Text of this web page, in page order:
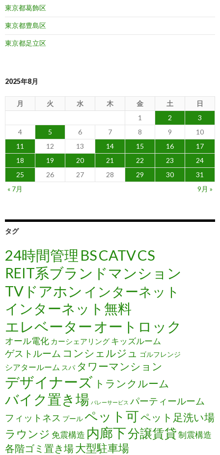
東京都葛飾区
東京都豊島区
東京都足立区
2025年8月
月 火 水 木 金 土
日
1
2
3
4
5 6 7 8 9
10
11
12 13 14 15 16
17
18
19 20 21 22 23
24
25
26 27 28 29 30
31
« 7月
9月 »
タグ
24時間管理 BSCATVCS
REIT系ブランドマンション
TVドアホン インターネット
インターネット無料
エレベーター オートロック
オール電化 カーシェアリング キッズルーム
ゲストルーム コンシェルジュ ゴルフレンジ
シアタールーム スパ タワーマンション
デザイナーズ トランクルーム
バイク置き場 バレーサービス パーティールーム
フィットネス プールペット可ペット足洗い場
ラウンジ 免震構造 内廊下分譲賃貸制震構造
各階ゴミ置き場大型駐車場